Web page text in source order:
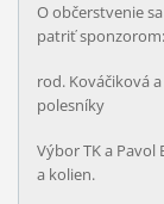
O občerstvenie
patriť sponzorom:
rod. Kováčiková
polesníky
Výbor TK a
a kolien.